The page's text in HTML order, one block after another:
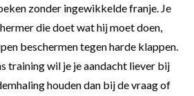
zonder ingewikkelde franje. Je
die doet wat hij moet doen,
beschermen tegen harde klappen.
training wil je je aandacht liever bij
houden dan bij de vraag of